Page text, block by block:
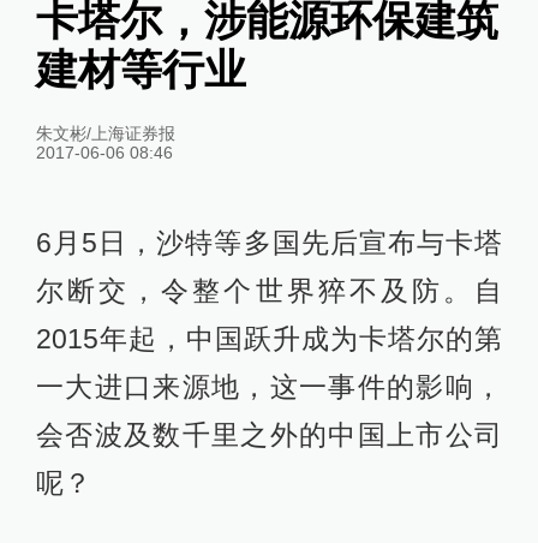
卡塔尔，涉能源环保建筑
建材等行业
朱文彬/上海证券报
2017-06-06 08:46
6月5日，沙特等多国先后宣布与卡塔
尔断交，令整个世界猝不及防。自
2015年起，中国跃升成为卡塔尔的第
一大进口来源地，这一事件的影响，
会否波及数千里之外的中国上市公司
呢？